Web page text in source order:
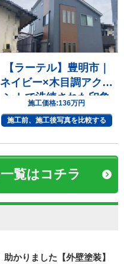
【ラーテル】豊明市｜
ネイビー×木目調アクセ
ントで洗練された印象
へ
施工価格:136万円
施工前、施工後写真を比較する
覧はコチラ
助かりました【外壁塗装】